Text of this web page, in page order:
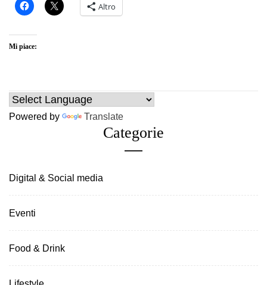
Altro
Mi piace:
Powered by Translate
Categorie
Digital & Social media
Eventi
Food & Drink